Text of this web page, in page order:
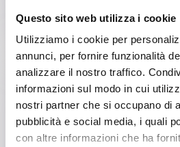
Questo sito web utilizza i cookie
Utilizziamo i cookie per
annunci, per fornire funzionalità
analizzare il nostro traffico.
informazioni sul modo in cui
nostri partner che si occupano di
pubblicità e social media, i quali
con altre informazioni che ha
Sbocchi
Cybersecurity Analyst